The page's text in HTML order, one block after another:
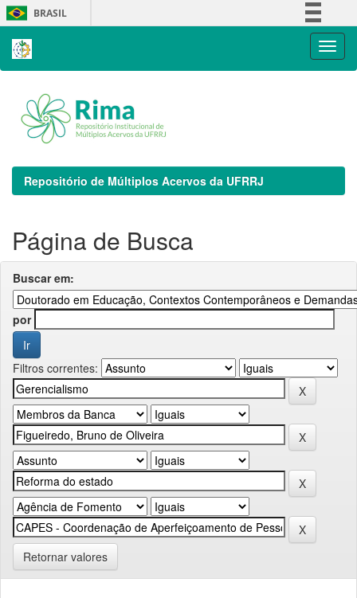
Skip
navigation
BRASIL
Repositório de Múltiplos Acervos da UFRRJ
Página de Busca
Buscar em:
por
Filtros correntes:
Retornar valores